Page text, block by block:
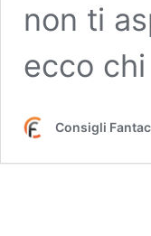
non ti
ecco
Consigli